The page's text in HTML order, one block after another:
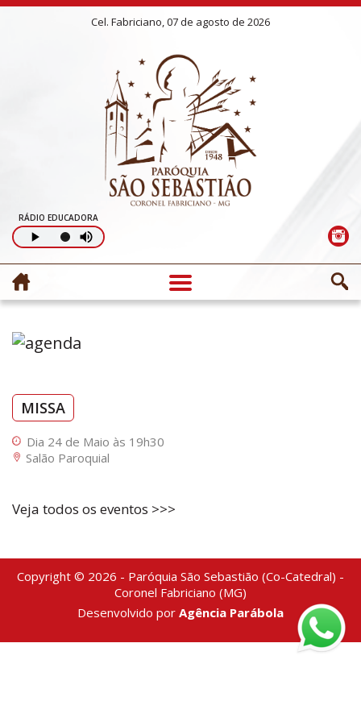
Cel. Fabriciano, 07 de agosto de 2026
RÁDIO EDUCADORA
MISSA
Dia 24 de Maio às 19h30
Salão Paroquial
Veja todos os eventos >>>
Copyright © 2026 - Paróquia São Sebastião (Co-Catedral) -
Coronel Fabriciano (MG)
Desenvolvido por Agência Parábola